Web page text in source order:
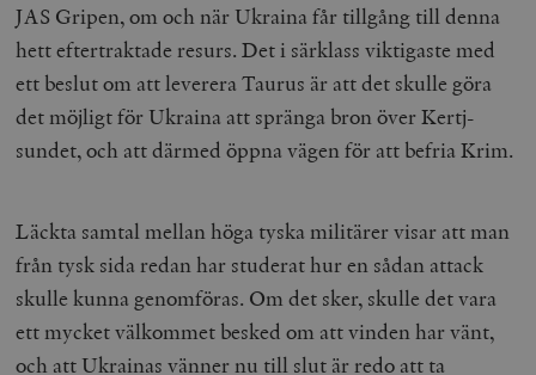
JAS Gripen, om och när Ukraina får tillgång till denna
hett eftertraktade resurs. Det i särklass viktigaste med
ett beslut om att leverera Taurus är att det skulle göra
det möjligt för Ukraina att spränga bron över Kertj-
sundet, och att därmed öppna vägen för att befria Krim.
Läckta samtal mellan höga tyska militärer visar att man
från tysk sida redan har studerat hur en sådan attack
skulle kunna genomföras. Om det sker, skulle det vara
ett mycket välkommet besked om att vinden har vänt,
och att Ukrainas vänner nu till slut är redo att ta